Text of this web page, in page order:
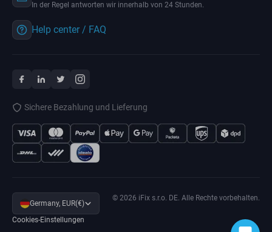
In der Regel antworten wir innerhalb von 24 Stunden.
Help center / FAQ
Sichere Bezahlung und Lieferung
Germany, EUR(€)
Cookies-Einstellungen
© 2026 iFix s.r.o. DE. Alle Rechte vorbehalten.